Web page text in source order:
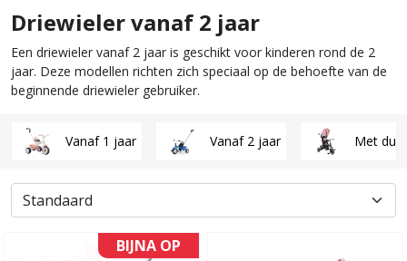
Driewieler vanaf 2 jaar
Een driewieler vanaf 2 jaar is geschikt voor kinderen rond de 2
jaar. Deze modellen richten zich speciaal op de behoefte van de
beginnende driewieler gebruiker.
Vanaf 1 jaar Vanaf 2 jaar Met
BIJNA OP